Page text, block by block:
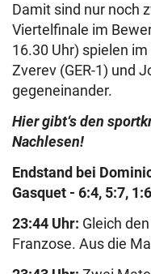
Damit sind nur noch
Viertelfinale im
16.30 Uhr) spielen
Zverev (GER-1) und
gegeneinander.
Hier gibt‘s den
Nachlesen!
Endstand bei
Gasquet - 6:4, 5:7, 1:6
23:44 Uhr: Gleich
Franzose. Aus die